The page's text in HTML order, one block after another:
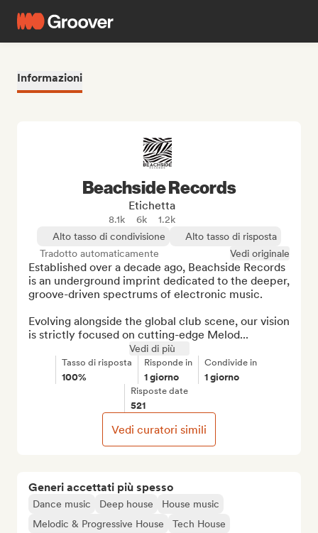
Informazioni
Generi accettati più spesso
Dance music Deep house
House music
Melodic & Progressive House
Tech House
Beachside Records
Etichetta
8.1k 6k
1.2k
Alto tasso di condivisione
Alto tasso di risposta
Tradotto automaticamente
Vedi originale
Established over a decade ago, Beachside Records
is an underground imprint dedicated to the deeper,
groove-driven spectrums of electronic music.
Evolving alongside the global club scene, our vision
is strictly focused on cutting-edge Melod...
Vedi di più
Tasso di risposta
100%
Risponde in
1 giorno
Condivide in
1 giorno
Risposte date
521
Vedi curatori simili